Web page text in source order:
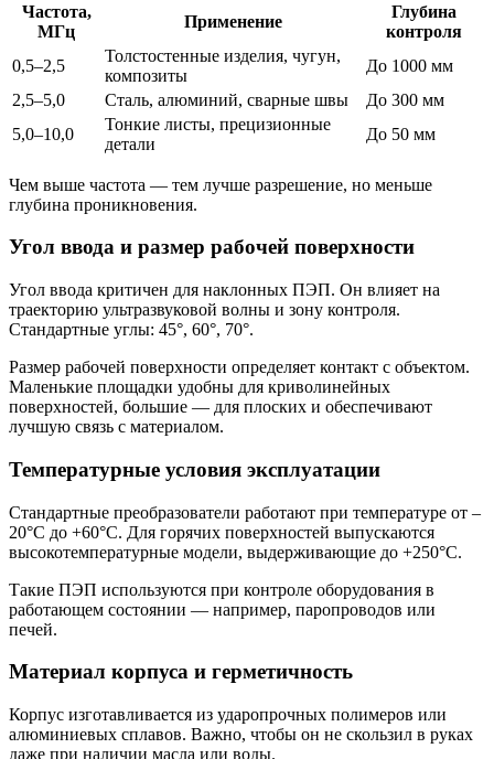
Частота,
МГц
Применение
Глубина
контроля
0,5–2,5
Толстостенные изделия, чугун,
композиты
До 1000 мм
2,5–5,0
Сталь, алюминий, сварные швы
До 300 мм
5,0–10,0
Тонкие листы, прецизионные
детали
До 50 мм
Чем выше частота — тем лучше разрешение, но меньше
глубина проникновения.
Угол ввода и размер рабочей поверхности
Угол ввода критичен для наклонных ПЭП. Он влияет на
траекторию ультразвуковой волны и зону контроля.
Стандартные углы: 45°, 60°, 70°.
Размер рабочей поверхности определяет контакт с объектом.
Маленькие площадки удобны для криволинейных
поверхностей, большие — для плоских и обеспечивают
лучшую связь с материалом.
Температурные условия эксплуатации
Стандартные преобразователи работают при температуре от –
20°C до +60°C. Для горячих поверхностей выпускаются
высокотемпературные модели, выдерживающие до +250°C.
Такие ПЭП используются при контроле оборудования в
работающем состоянии — например, паропроводов или
печей.
Материал корпуса и герметичность
Корпус изготавливается из ударопрочных полимеров или
алюминиевых сплавов. Важно, чтобы он не скользил в руках
даже при наличии масла или воды.